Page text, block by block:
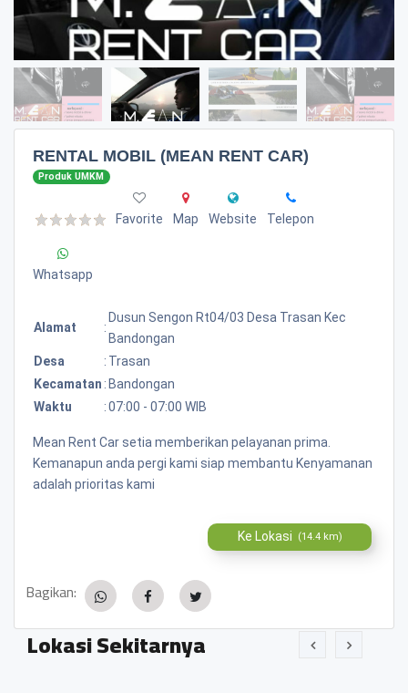
RENTAL MOBIL (MEAN RENT CAR)
Produk UMKM
Favorite Map Website Telepon
Whatsapp
Alamat :
Dusun Sengon Rt04/03 Desa Trasan Kec
Bandongan
Desa
: Trasan
Kecamatan : Bandongan
Waktu
:07:00 - 07:00 WIB
Mean Rent Car setia memberikan pelayanan prima.
Kemanapun anda pergi kami siap membantu Kenyamanan
adalah prioritas kami
Ke Lokasi (14.4 km)
Bagikan:
Lokasi Sekitarnya